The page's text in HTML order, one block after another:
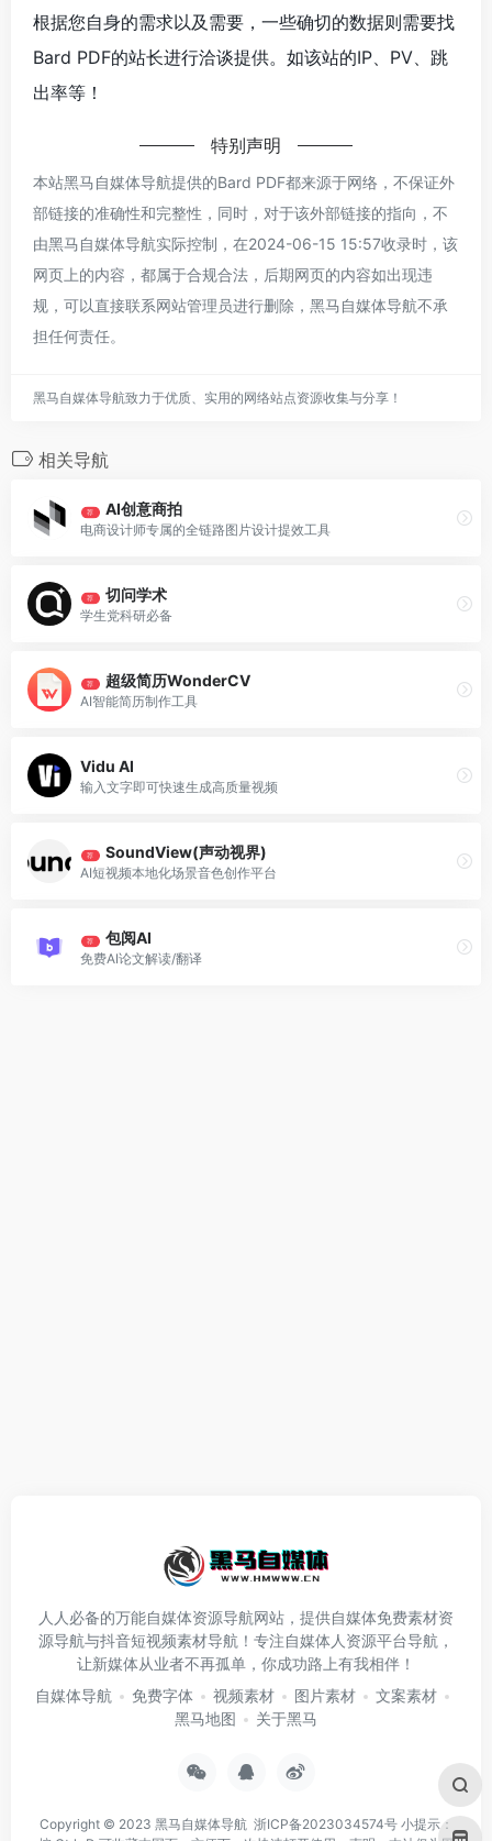
根据您自身的需求以及需要，一些确切的数据则需要找
Bard PDF的站长进行洽谈提供。如该站的IP、PV、跳
出率等！
特别声明
本站黑马自媒体导航提供的Bard PDF都来源于网络，不保证外
部链接的准确性和完整性，同时，对于该外部链接的指向，不
由黑马自媒体导航实际控制，在2024-06-15 15:57收录时，该
网页上的内容，都属于合规合法，后期网页的内容如出现违
规，可以直接联系网站管理员进行删除，黑马自媒体导航不承
担任何责任。
黑马自媒体导航致力于优质、实用的网络站点资源收集与分享！
相关导航
荐 AI创意商拍
电商设计师专属的全链路图片设计提效工具
荐 切问学术
学生党科研必备
荐 超级简历WonderCV
AI智能简历制作工具
Vidu AI
输入文字即可快速生成高质量视频
荐 SoundView(声动视界)
AI短视频本地化场景音色创作平台
荐 包阅AI
免费AI论文解读/翻译
人人必备的万能自媒体资源导航网站，提供自媒体免费素材资
源导航与抖音短视频素材导航！专注自媒体人资源平台导航，
让新媒体从业者不再孤单，你成功路上有我相伴！
自媒体导航
免费字体 视频素材 图片素材
文案素材
黑马地图
关于黑马
Copyright © 2023 黑马自媒体导航 浙ICP备2023034574号小提示：